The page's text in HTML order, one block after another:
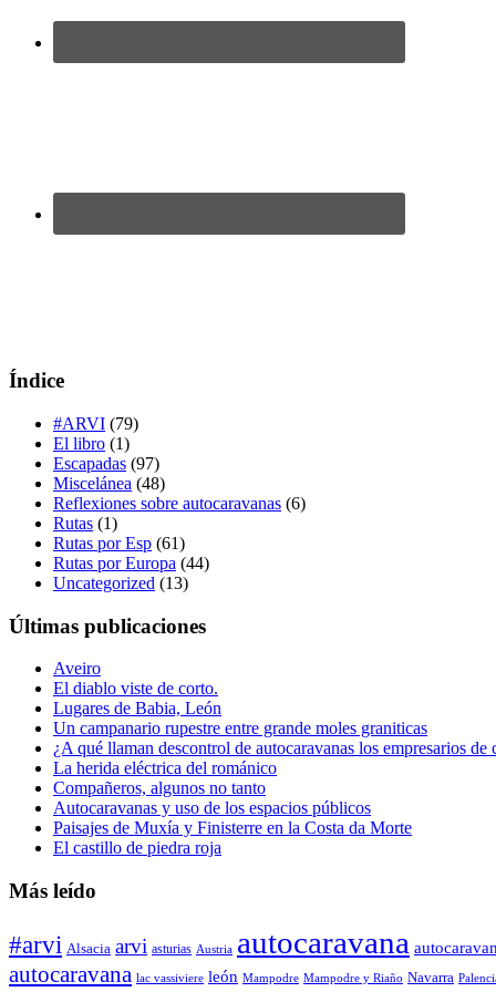
Índice
#ARVI (79)
El libro (1)
Escapadas (97)
Miscelánea (48)
Reflexiones sobre autocaravanas (6)
Rutas (1)
Rutas por Esp (61)
Rutas por Europa (44)
Uncategorized (13)
Últimas publicaciones
Aveiro
El diablo viste de corto.
Lugares de Babia, León
Un campanario rupestre entre grande moles graniticas
¿A qué llaman descontrol de autocaravanas los empresarios de
La herida eléctrica del románico
Compañeros, algunos no tanto
Autocaravanas y uso de los espacios públicos
Paisajes de Muxía y Finisterre en la Costa da Morte
El castillo de piedra roja
Más leído
#arvi Alsacia arvi asturias Austria autocaravana
autocaravana lac vassiviere león Mampodre Mampodre y Riaño Navarra